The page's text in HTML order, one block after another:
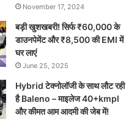
November 17, 2024
बड़ी खुशखबरी! सिर्फ ₹60,000 के
डाउनपेमेंट और ₹8,500 की EMI में
घर लाएं
June 25, 2025
Hybrid टेक्नोलॉजी के साथ लौट रही
है Baleno – माइलेज 40+kmpl
और कीमत आम आदमी की जेब में!